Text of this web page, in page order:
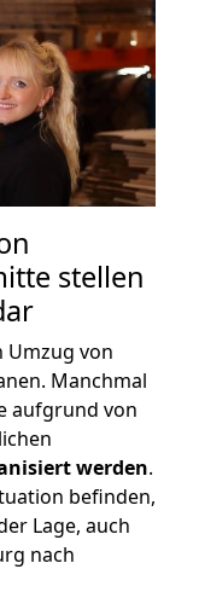
stellen
Umzug von
Manchmal
aufgrund von
werden.
befinden,
Lage, auch
nach